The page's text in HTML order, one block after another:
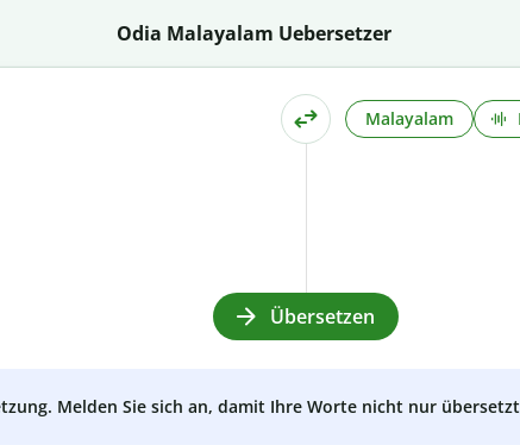
Odia Malayalam Uebersetzer
Malayalam
Übersetzen
Melden Sie sich an, damit Ihre Worte nicht nur